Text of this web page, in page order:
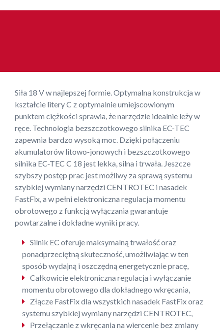
Siła 18 V w najlepszej formie. Optymalna konstrukcja w
kształcie litery C z optymalnie umiejscowionym
punktem ciężkości sprawia, że narzędzie idealnie leży w
ręce. Technologia bezszczotkowego silnika EC-TEC
zapewnia bardzo wysoką moc. Dzięki połączeniu
akumulatorów litowo-jonowych i bezszczotkowego
silnika EC-TEC C 18 jest lekka, silna i trwała. Jeszcze
szybszy postęp prac jest możliwy za sprawą systemu
szybkiej wymiany narzędzi CENTROTEC i nasadek
FastFix, a w pełni elektroniczna regulacja momentu
obrotowego z funkcją wyłączania gwarantuje
powtarzalne i dokładne wyniki pracy.
Silnik EC oferuje maksymalną trwałość oraz
ponadprzeciętną skuteczność, umożliwiając w ten
sposób wydajną i oszczędną energetycznie pracę,
Całkowicie elektroniczna regulacja i wyłączanie
momentu obrotowego dla dokładnego wkręcania,
Złącze FastFix dla wszystkich nasadek FastFix oraz
systemu szybkiej wymiany narzędzi CENTROTEC,
Przełączanie z wkręcania na wiercenie bez zmiany